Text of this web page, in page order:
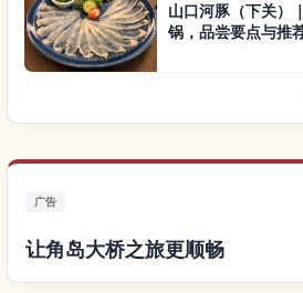
山口河豚（下关）
锅，品尝要点与推
广告
让角岛大桥之旅更顺畅